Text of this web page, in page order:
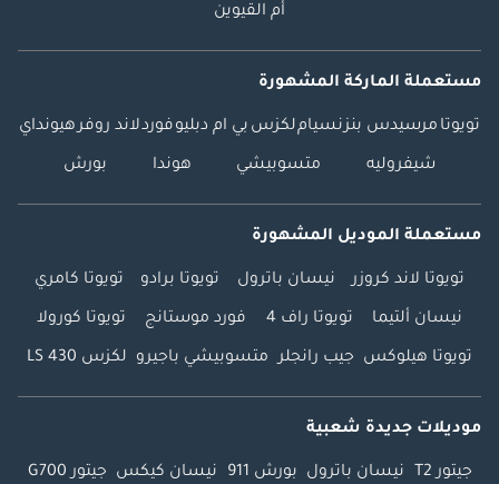
أم القيوين
مستعملة الماركة المشهورة
تويوتا مرسيدس بنزنسياملكزس بي ام دبليوفوردلاند روفرهيونداي
شيفروليه متسوبيشي هوندا بورش
مستعملة الموديل المشهورة
تويوتا لاند كروزر نيسان باترول تويوتا برادو تويوتا كامري
نيسان ألتيما تويوتا راف 4 فورد موستانج تويوتا كورولا
تويوتا هيلوكس جيب رانجلر متسوبيشي باجيرو لكزس LS 430
موديلات جديدة شعبية
جيتور T2 نيسان باترول بورش 911 نيسان كيكس جيتور G700